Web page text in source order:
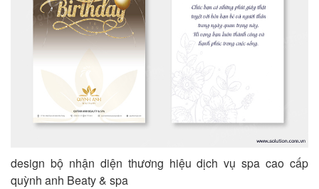
design bộ nhận diện thương hiệu dịch vụ spa cao cấp
quỳnh anh Beaty & spa